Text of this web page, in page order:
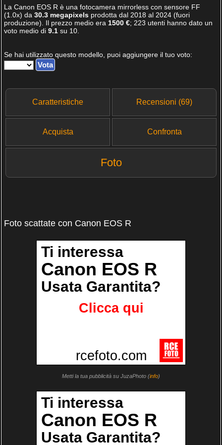
La Canon EOS R è una fotocamera mirrorless con sensore FF
(1.0x) da 30.3 megapixelsprodotta dal 2018 al 2024 (fuori
produzione). Il prezzo medio era 1500 €; 223 utenti hanno dato un
voto medio di 9.1su 10.
Se hai utilizzato questo modello, puoi aggiungere il tuo voto:
Caratteristiche Recensioni (69)
Acquista Confronta
Foto
Foto scattate con Canon EOS R
Metti la tua pubblicità su JuzaPhoto (info)